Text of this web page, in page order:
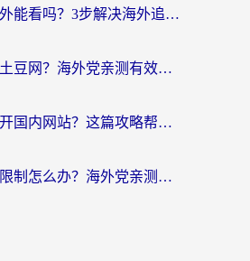
优酷会员在海外能看吗？3步解决海外追剧难题，附实测好用加速器推荐
如何在国外看土豆网？海外党亲测有效的追剧加速器选择指南
人在国外打不开国内网站？这篇攻略帮你无缝解锁国内资源（附交管12123使用技巧）
香港优酷地区限制怎么办？海外党亲测有效的追剧解决方案